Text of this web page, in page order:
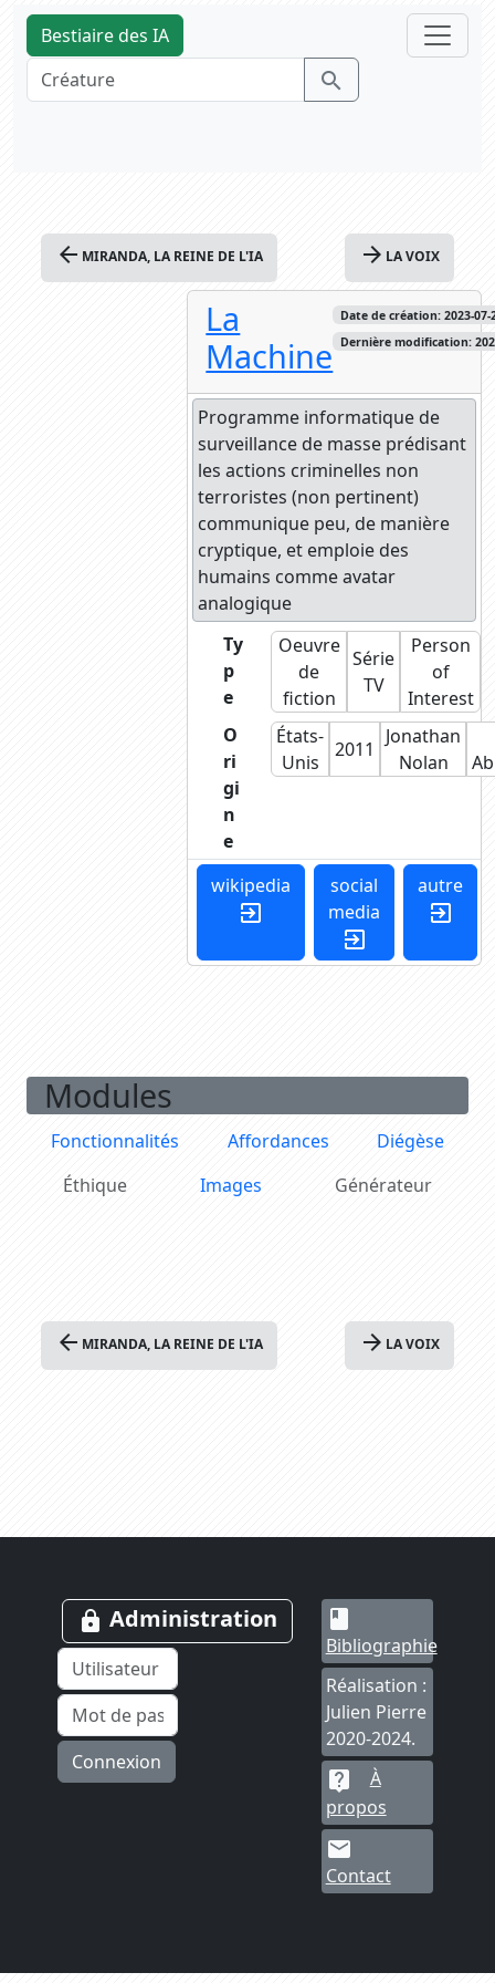
Bestiaire des IA
search
arrow_back MIRANDA, LA REINE DE L'IA arrow_forward LA VOIX
La
Machine
Date de création: 2023-07-
Dernière modification:
Programme informatique de
surveillance de masse prédisant
les actions criminelles non
terroristes (non pertinent)
communique peu, de manière
cryptique, et emploie des
humains comme avatar
analogique
Ty
p
e
Oeuvre
de
fiction
Série
TV
Person
of
Interest
O
ri
gi
n
e
États-
Unis
2011
Jonathan
Nolan
wikipedia
exit_to_app
social
media
exit_to_app
autre
exit_to_app
Modules
Fonctionnalités Affordances
Diégèse
Éthique
Images Générateur
arrow_back MIRANDA, LA REINE DE L'IA arrow_forward LA VOIX
lock Administration
Connexion
book
Bibliographie
Réalisation :
Julien Pierre
2020-2024.
live_help
À
propos
mail
Contact